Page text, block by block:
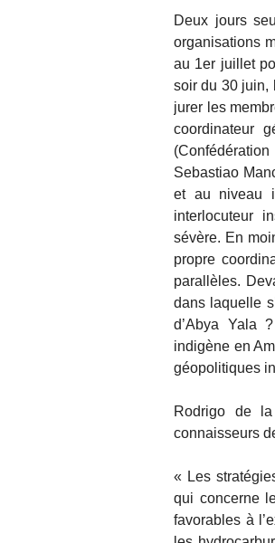
Deux jours
organisations
au 1er juillet
soir du 30 juin,
jurer les
coordinateur
Sebastiao
et au niveau
interlocuteur
sévère. En
propre
parallèles.
dans laquelle
d’Abya Yala
indigène en
géopolitiques
Rodrigo de
connaisseurs
« Les
qui concerne
favorables à